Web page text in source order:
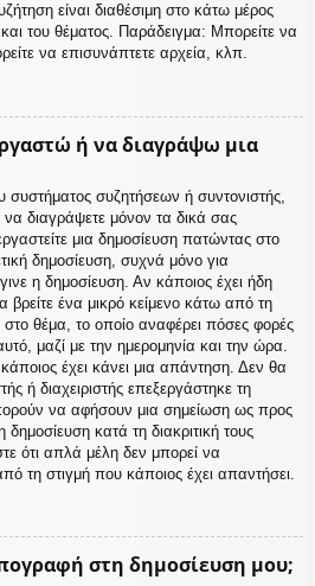
είναι διαθέσιμη στο κάτω μέρος
του θέματος. Παράδειγμα: Μπορείτε να
να επισυνάπτετε αρχεία, κλπ.
ή να διαγράψω μια
συστήματος συζητήσεων ή συντονιστής,
να διαγράψετε μόνον τα δικά σας
μια δημοσίευση πατώντας στο
δημοσίευση, συχνά μόνο για
η δημοσίευση. Αν κάποιος έχει ήδη
βρείτε ένα μικρό κείμενο κάτω από τη
στο θέμα, το οποίο αναφέρει πόσες φορές
μαζί με την ημερομηνία και την ώρα.
έχει κάνει μια απάντηση. Δεν θα
ή διαχειριστής επεξεργάστηκε τη
να αφήσουν μια σημείωση ως προς
δημοσίευση κατά τη διακριτική τους
ότι απλά μέλη δεν μπορεί να
τη στιγμή που κάποιος έχει απαντήσει.
στη δημοσίευση μου;